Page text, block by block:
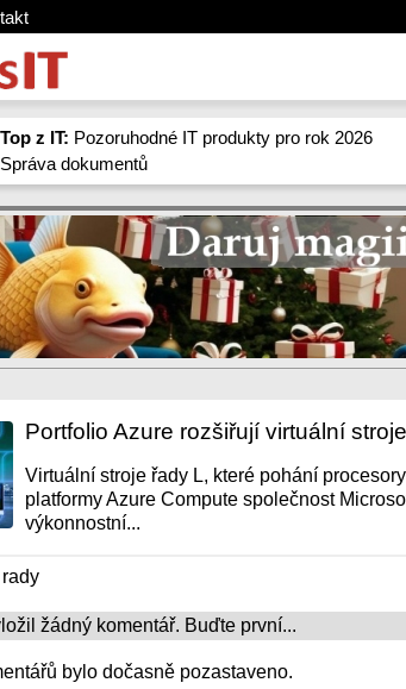
Top z IT: Pozoruhodné IT produkty pro rok 2026
Správa dokumentů
Portfolio Azure rozšiřují virtuální
Virtuální stroje řady L, které pohání
platformy Azure Compute společnost
výkonnostní...
žádný komentář. Buďte první...
bylo dočasně pozastaveno.